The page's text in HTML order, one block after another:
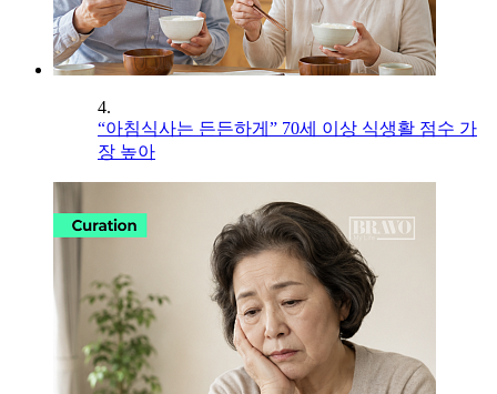
4.
“아침식사는 든든하게” 70세 이상 식생활 점수 가
장 높아